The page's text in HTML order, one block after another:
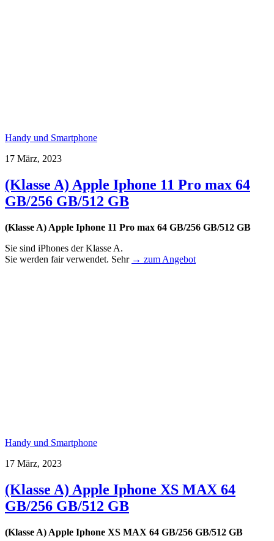
Handy und Smartphone
17 März, 2023
(Klasse A) Apple Iphone 11 Pro max 64
GB/256 GB/512 GB
(Klasse A) Apple Iphone 11 Pro max 64 GB/256 GB/512 GB
Sie sind iPhones der Klasse A.
Sie werden fair verwendet. Sehr → zum Angebot
Handy und Smartphone
17 März, 2023
(Klasse A) Apple Iphone XS MAX 64
GB/256 GB/512 GB
(Klasse A) Apple Iphone XS MAX 64 GB/256 GB/512 GB